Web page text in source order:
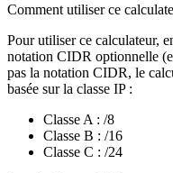
Comment utiliser ce
Pour utiliser ce calculateur,
notation CIDR optionnelle
pas la notation CIDR, le
basée sur la classe IP :
Classe A : /8
Classe B : /16
Classe C : /24